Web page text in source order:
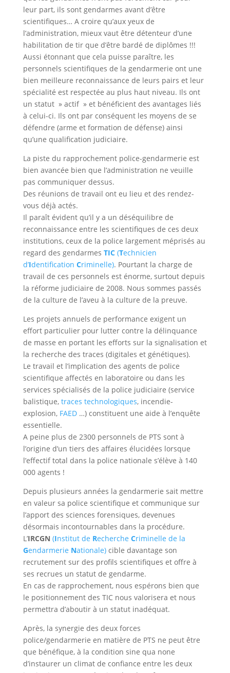
leur part, ils sont gendarmes avant d’être
scientifiques… A croire qu’aux yeux de
l’administration, mieux vaut être détenteur d’une
habilitation de tir que d’être bardé de diplômes !!!
Aussi étonnant que cela puisse paraître, les
personnels scientifiques de la gendarmerie ont une
bien meilleure reconnaissance de leurs pairs et leur
spécialité est respectée au plus haut niveau. Ils ont
un statut » actif » et bénéficient des avantages liés
à celui-ci. Ils ont par conséquent les moyens de se
défendre (arme et formation de défense) ainsi
qu’une qualification judiciaire.
La piste du rapprochement police-gendarmerie est
bien avancée bien que l’administration ne veuille
pas communiquer dessus.
Des réunions de travail ont eu lieu et des rendez-
vous déjà actés.
Il paraît évident qu’il y a un déséquilibre de
reconnaissance entre les scientifiques de ces deux
institutions, ceux de la police largement méprisés au
regard des gendarmes TIC(Technicien
d’Identification Criminelle). Pourtant la charge de
travail de ces personnels est énorme, surtout depuis
la réforme judiciaire de 2008. Nous sommes passés
de la culture de l’aveu à la culture de la preuve.
Les projets annuels de performance exigent un
effort particulier pour lutter contre la délinquance
de masse en portant les efforts sur la signalisation et
la recherche des traces (digitales et génétiques).
Le travail et l’implication des agents de police
scientifique affectés en laboratoire ou dans les
services spécialisés de la police judiciaire (service
balistique, traces technologiques, incendie-
explosion, FAED…) constituent une aide à l’enquête
essentielle.
A peine plus de 2300 personnels de PTS sont à
l’origine d’un tiers des affaires élucidées lorsque
l’effectif total dans la police nationale s’élève à 140
000 agents !
Depuis plusieurs années la gendarmerie sait mettre
en valeur sa police scientifique et communique sur
l’apport des sciences forensiques, devenues
désormais incontournables dans la procédure.
L’IRCGN (Institut de Recherche Criminelle de la
Gendarmerie Nationale)cible davantage son
recrutement sur des profils scientifiques et offre à
ses recrues un statut de gendarme.
En cas de rapprochement, nous espérons bien que
le positionnement des TIC nous valorisera et nous
permettra d’aboutir à un statut inadéquat.
Après, la synergie des deux forces
police/gendarmerie en matière de PTS ne peut être
que bénéfique, à la condition sine qua none
d’instaurer un climat de confiance entre les deux